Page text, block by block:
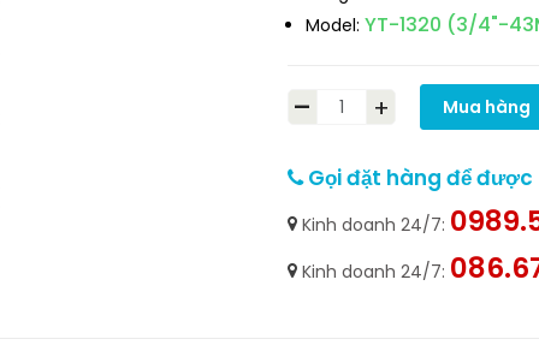
Model: YT-1320 (3/4"-
- + Mua hàng
Gọi đặt hàng để
Kinh doanh 24/7:
Kinh doanh 24/7: